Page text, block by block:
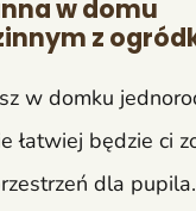
w domu
z
w domku
łatwiej będzie ci
dla